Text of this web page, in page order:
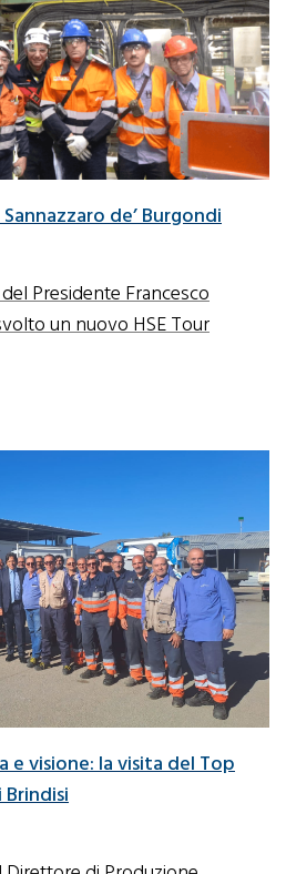
de’ Burgondi
Presidente Francesco
un nuovo HSE Tour
e visione: la visita del Top